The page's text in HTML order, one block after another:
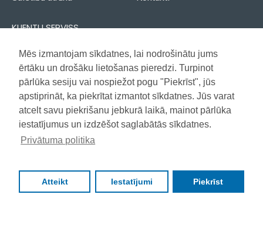
Mēs izmantojam sīkdatnes, lai nodrošinātu jums
ērtāku un drošāku lietošanas pieredzi. Turpinot
pārlūka sesiju vai nospiežot pogu "Piekrīst", jūs
apstiprināt, ka piekrītat izmantot sīkdatnes. Jūs varat
atcelt savu piekrišanu jebkurā laikā, mainot pārlūka
iestatījumus un izdzēšot saglabātās sīkdatnes.
Privātuma politika
Atteikt Iestatījumi Piekrīst
KLIENTU SERVISS
Piegāde
Apmaksa
Garantija
Akcijas avīze
Vietnes karte
Copyright © 2021, Super Selection, Visas tiesības aizsargātas